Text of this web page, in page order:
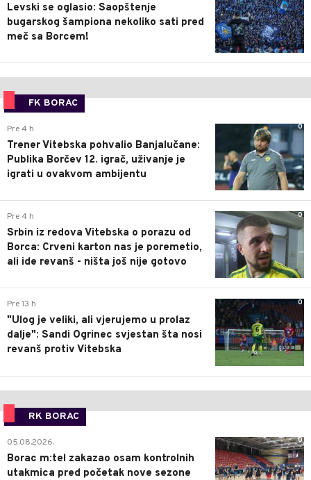
Levski se oglasio: Saopštenje
bugarskog šampiona nekoliko sati pred
meč sa Borcem!
FK BORAC
0
Pre 4 h
Trener Vitebska pohvalio Banjalučane:
Publika Borčev 12. igrač, uživanje je
igrati u ovakvom ambijentu
0
Pre 4 h
Srbin iz redova Vitebska o porazu od
Borca: Crveni karton nas je poremetio,
ali ide revanš - ništa još nije gotovo
0
Pre 13 h
"Ulog je veliki, ali vjerujemo u prolaz
dalje": Sandi Ogrinec svjestan šta nosi
revanš protiv Vitebska
RK BORAC
0
05.08.2026.
Borac m:tel zakazao osam kontrolnih
utakmica pred početak nove sezone